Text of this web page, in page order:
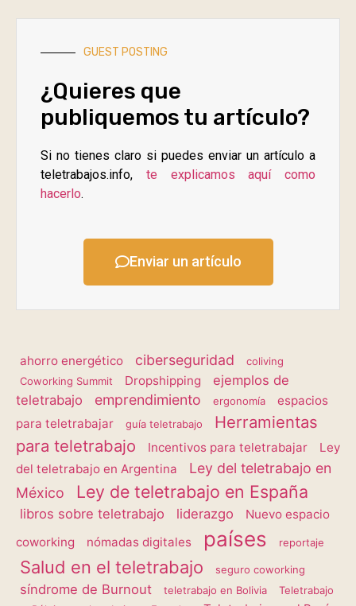
GUEST POSTING
¿Quieres que
publiquemos tu artículo?
Si no tienes claro si puedes enviar un artículo a
teletrabajos.info, te explicamos aquí como
hacerlo.
Enviar un artículo
ahorro energético ciberseguridad
coliving
Coworking Summit
Dropshipping
ejemplos de
teletrabajo
emprendimiento ergonomía
espacios
para teletrabajar
guía teletrabajo
Herramientas
para teletrabajo
Incentivos para teletrabajar
Ley
del teletrabajo en Argentina
Ley del teletrabajo en
México
Ley de teletrabajo en España
libros sobre teletrabajo liderazgo
Nuevo espacio
coworking
nómadas digitales países reportaje
Salud en el teletrabajo seguro coworking
síndrome de Burnout teletrabajo en Bolivia
Teletrabajo